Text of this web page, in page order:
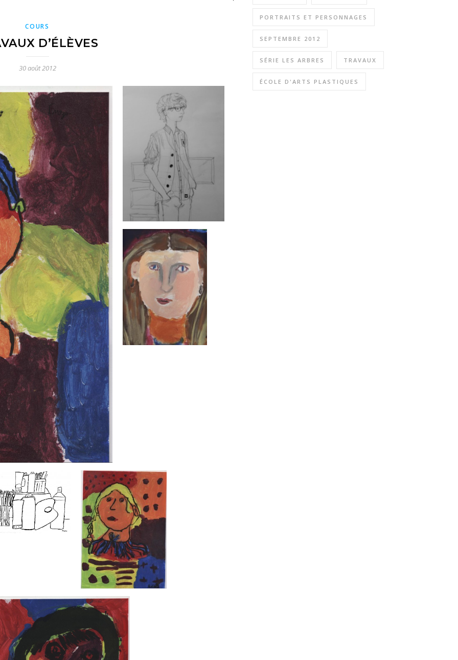
COURS
D’ÉLÈVES
30 août 2012
PORTRAITS ET PERSONNAGES
SEPTEMBRE 2012
SÉRIE LES ARBRES TRAVAUX
ÉCOLE D'ARTS PLASTIQUES